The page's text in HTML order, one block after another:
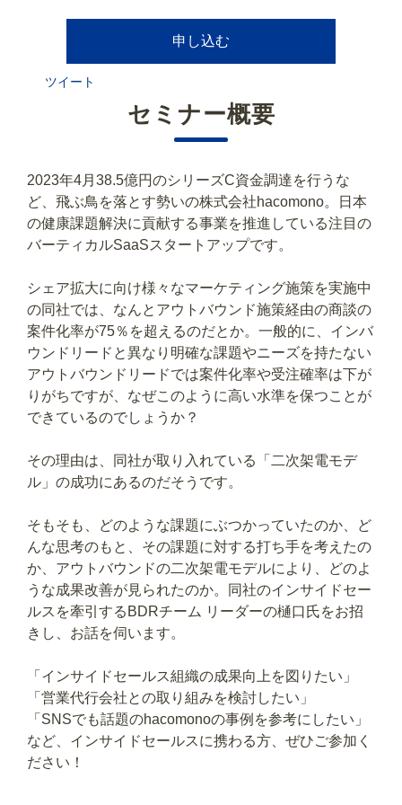
申し込む
ツイート
セミナー概要
2023年4月38.5億円のシリーズC資金調達を行うな
ど、飛ぶ鳥を落とす勢いの株式会社hacomono。日本
の健康課題解決に貢献する事業を推進している注目の
バーティカルSaaSスタートアップです。
シェア拡大に向け様々なマーケティング施策を実施中
の同社では、なんとアウトバウンド施策経由の商談の
案件化率が75％を超えるのだとか。一般的に、インバ
ウンドリードと異なり明確な課題やニーズを持たない
アウトバウンドリードでは案件化率や受注確率は下が
りがちですが、なぜこのように高い水準を保つことが
できているのでしょうか？
その理由は、同社が取り入れている「二次架電モデ
ル」の成功にあるのだそうです。
そもそも、どのような課題にぶつかっていたのか、ど
んな思考のもと、その課題に対する打ち手を考えたの
か、アウトバウンドの二次架電モデルにより、どのよ
うな成果改善が見られたのか。同社のインサイドセー
ルスを牽引するBDRチーム リーダーの樋口氏をお招
きし、お話を伺います。
「インサイドセールス組織の成果向上を図りたい」
「営業代行会社との取り組みを検討したい」
「SNSでも話題のhacomonoの事例を参考にしたい」
など、インサイドセールスに携わる方、ぜひご参加く
ださい！